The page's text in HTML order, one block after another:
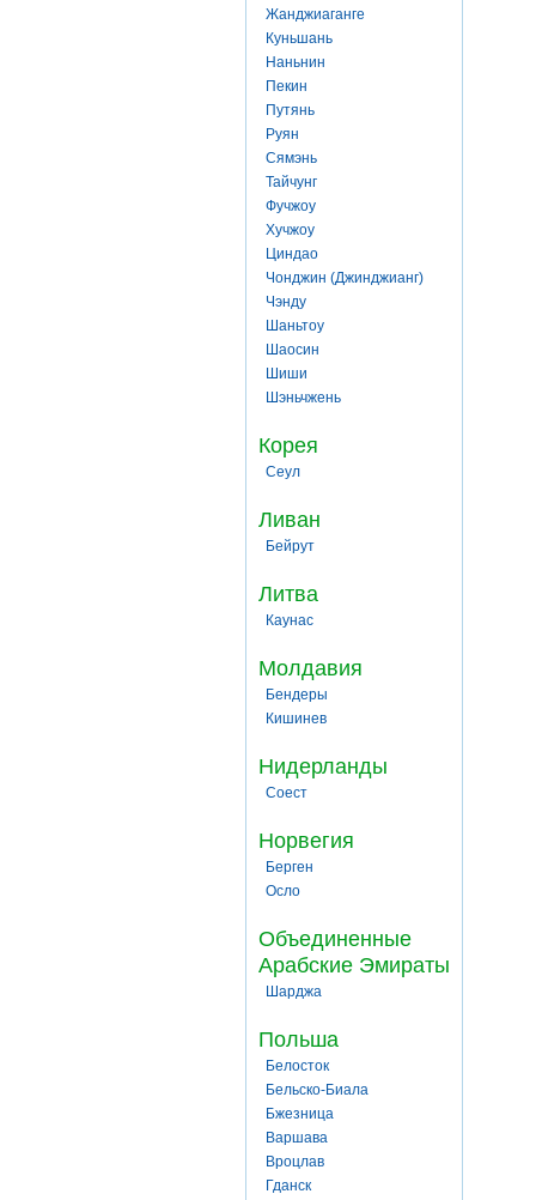
Жанджиаганге
Куньшань
Наньнин
Пекин
Путянь
Руян
Сямэнь
Тайчунг
Фучжоу
Хучжоу
Циндао
Чонджин (Джинджианг)
Чэнду
Шаньтоу
Шаосин
Шиши
Шэньчжень
Корея
Сеул
Ливан
Бейрут
Литва
Каунас
Молдавия
Бендеры
Кишинев
Нидерланды
Соест
Норвегия
Берген
Осло
Объединенные
Арабские Эмираты
Шарджа
Польша
Белосток
Бельско-Биала
Бжезница
Варшава
Вроцлав
Гданск